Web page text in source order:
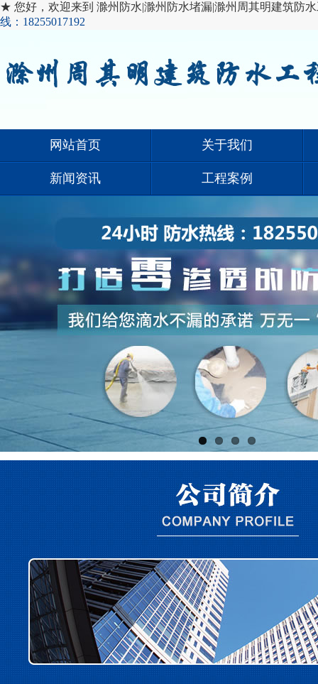
★ 您好，欢迎来到 滁州防水|滁州防水堵漏|滁州周其明建筑防
线：18255017192
网站首页 关于我们
新闻资讯 工程案例